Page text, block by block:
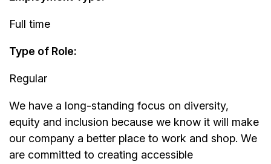
Full time
Type of Role:
Regular
We have a long-standing focus on diversity,
equity and inclusion because we know it will make
our company a better place to work and shop. We
are committed to creating accessible